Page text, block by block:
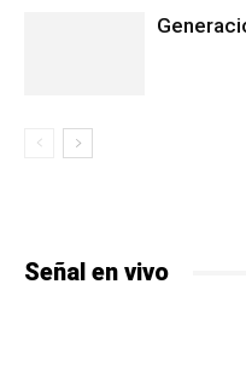
Señal en vivo